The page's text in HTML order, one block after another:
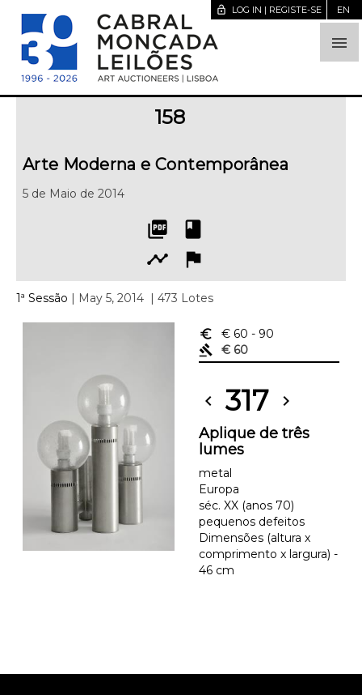

lock_open LOG IN | REGISTE-SE EN
158
Arte Moderna e Contemporânea
5 de Maio de 2014
picture_as_pdf
book
timeline
flag
1ª Sessão | May 5, 2014 | 473 Lotes
euro_symbol € 60 - 90
gavel
€ 60
chevron_left 317 chevron_right
Aplique de três
lumes
metal
Europa
séc. XX (anos 70)
pequenos defeitos
Dimensões (altura x
comprimento x largura) -
46 cm